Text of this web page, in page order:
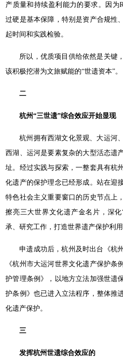
产质量和持续盈利能力的要求。因为
过硬是基本保障，特别是资产合规性
起时间和实践检验。
所以，优质项目供给依然是关键
该积极挖潜为文旅赋能的“世遗资本”。
二
杭州“三世遗”综合效应开始显现
杭州拥有西湖文化景观、大运河
西湖、运河是要素复杂的大型活态遗
址。经过实践与探索，一整套具有杭
化遗产的保护理念已经形成。站在迎
特色社会主义重要窗口的历史节点上
擦亮三大世界文化遗产金名片，深
承、研究工作，打造世界遗产保护利用
申遗成功后，杭州及时出台《杭
《杭州市大运河世界文化遗产保护条
护管理条例》，以地方立法加强世遗
护条例》也已进入立法程序，整体推
化遗产保护。
三
发挥杭州世遗综合效应的